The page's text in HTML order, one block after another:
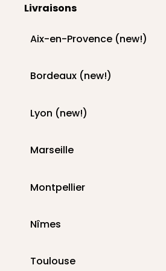
Livraisons
Aix-en-Provence (new!)
Bordeaux (new!)
Lyon (new!)
Marseille
Montpellier
Nîmes
Toulouse